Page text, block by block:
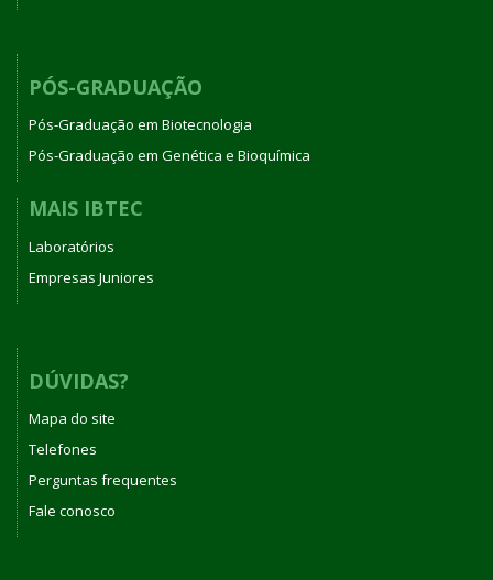
PÓS-GRADUAÇÃO
Pós-Graduação em Biotecnologia
Pós-Graduação em Genética e Bioquímica
MAIS IBTEC
Laboratórios
Empresas Juniores
DÚVIDAS?
Mapa do site
Telefones
Perguntas frequentes
Fale conosco